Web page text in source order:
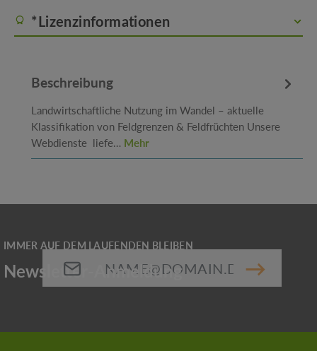
*Lizenzinformationen
Beschreibung
Landwirtschaftliche Nutzung im Wandel – aktuelle
Klassifikation von Feldgrenzen & Feldfrüchten Unsere
Webdienste liefe… Mehr
Pflichtfelder.